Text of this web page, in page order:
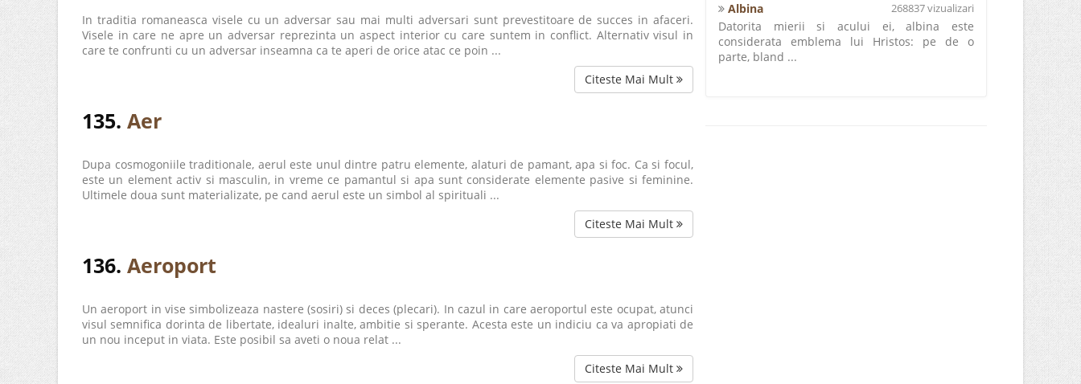
In traditia romaneasca visele cu un adversar sau mai multi adversari sunt prevestitoare de succes in afaceri.
Visele in care ne apre un adversar reprezinta un aspect interior cu care suntem in conflict. Alternativ visul in
care te confrunti cu un adversar inseamna ca te aperi de orice atac ce poin ...
Citeste Mai Mult
135. Aer
Dupa cosmogoniile traditionale, aerul este unul dintre patru elemente, alaturi de pamant, apa si foc. Ca si focul,
este un element activ si masculin, in vreme ce pamantul si apa sunt considerate elemente pasive si feminine.
Ultimele doua sunt materializate, pe cand aerul este un simbol al spirituali ...
Citeste Mai Mult
136. Aeroport
Un aeroport in vise simbolizeaza nastere (sosiri) si deces (plecari). In cazul in care aeroportul este ocupat, atunci
visul semnifica dorinta de libertate, idealuri inalte, ambitie si sperante. Acesta este un indiciu ca va apropiati de
un nou inceput in viata. Este posibil sa aveti o noua relat ...
Citeste Mai Mult
Albina 268837 vizualizari
Datorita mierii si acului ei, albina este
considerata emblema lui Hristos: pe de o
parte, bland ...